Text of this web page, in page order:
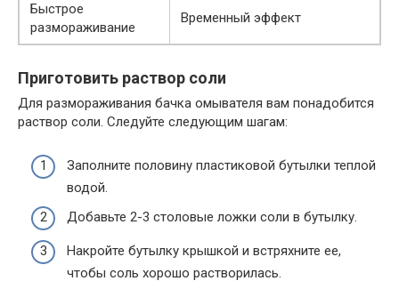
Быстрое
размораживание
Временный эффект
Приготовить раствор соли
Для размораживания бачка омывателя вам понадобится
раствор соли. Следуйте следующим шагам:
Заполните половину пластиковой бутылки теплой
водой.
Добавьте 2-3 столовые ложки соли в бутылку.
Накройте бутылку крышкой и встряхните ее,
чтобы соль хорошо растворилась.